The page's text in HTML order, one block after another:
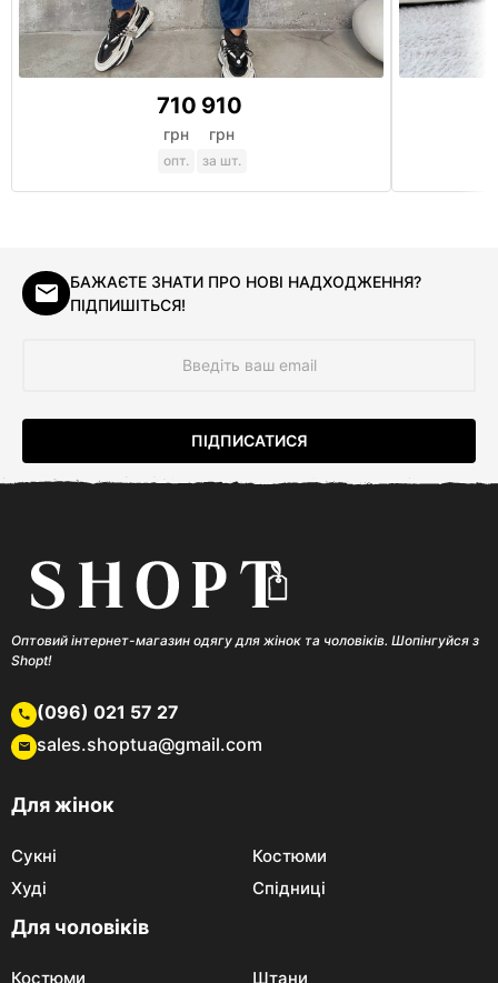
710
грн
опт.
910
грн
за шт.
БАЖАЄТЕ ЗНАТИ ПРО НОВІ НАДХОДЖЕННЯ?
ПІДПИШІТЬСЯ!
Оптовий інтернет-магазин одягу для жінок та чоловіків. Шопінгуйся з
Shopt!
(096) 021 57 27
sales.shoptua@gmail.com
Для жінок
Сукні
Костюми
Худі
Спідниці
Для чоловіків
Костюми Штани